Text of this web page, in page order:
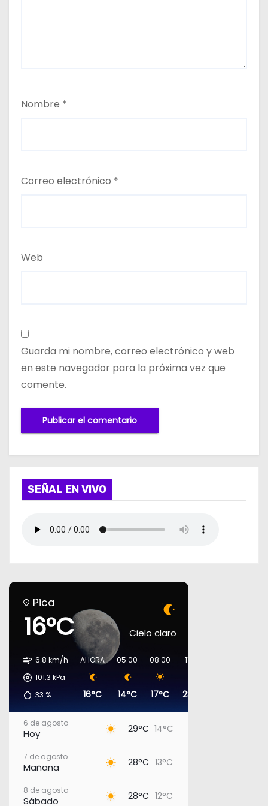
Nombre *
Correo electrónico *
Web
Guarda mi nombre, correo electrónico y web
en este navegador para la próxima vez que
comente.
SEÑAL EN VIVO
Pica
16°C Cielo claro
6.8 km/h
101.3 kPa
33 %
AHORA
16°C
05:00
14°C
08:00
17°C
11:00
23°C
6 de agosto
Hoy 29°C 14°C
7 de agosto
Mañana 28°C 13°C
8 de agosto
Sábado 28°C 12°C